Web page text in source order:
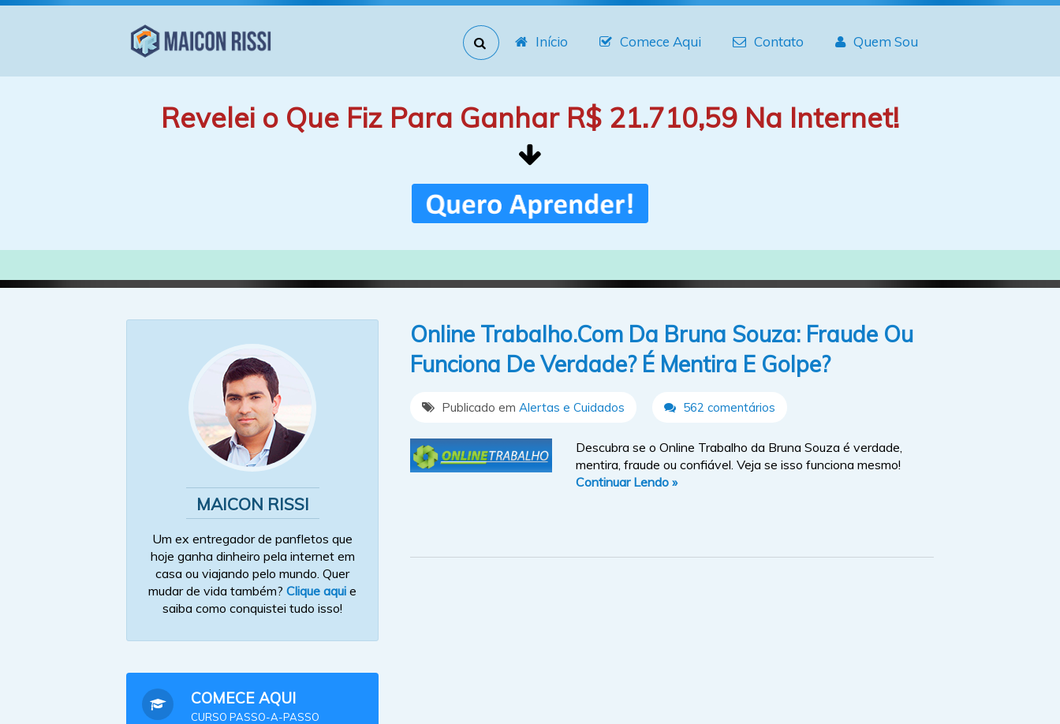
Início Comece Aqui Contato Quem Sou
Revelei o Que Fiz Para Ganhar R$ 21.710,59 Na Internet!
Online Trabalho.Com Da Bruna Souza: Fraude Ou
Funciona De Verdade? É Mentira E Golpe?
Publicado em Alertas e Cuidados 562 comentários
Descubra se o Online Trabalho da Bruna Souza é verdade,
mentira, fraude ou confiável. Veja se isso funciona mesmo!
Continuar Lendo »
MAICON RISSI
Um ex entregador de panfletos que
hoje ganha dinheiro pela internet em
casa ou viajando pelo mundo. Quer
mudar de vida também? Clique aqui e
saiba como conquistei tudo isso!
COMECE AQUI
CURSO PASSO-A-PASSO